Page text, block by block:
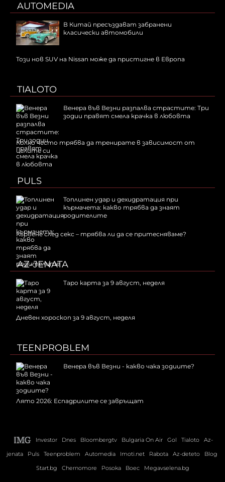
AUTOMEDIA
В Китай пресъздават забранени
класически автомобили
Този нов SUV на Nissan може да пристигне в Европа
TIALOTO
Венера във Везни разпалва страстите: Три
зодии правят смела крачка в любовта
Колко често трябва да тренирате в зависимост от
целите си
PULS
Топлинен удар и дехидратация при
кърмачета: какво трябва да знаят
родителите
Кървене след секс – трябва ли да се притесняваме?
AZ-JENATA
Таро карта за 9 август, неделя
Дневен хороскоп за 9 август, неделя
TEENPROBLEM
Венера във Везни - какво чака зодиите?
Лято 2026: Еспадрилите се завръщат
Investor Dnes Bloombergtv Bulgaria On Air Gol Tialoto
Az-
jenata
Puls Teenproblem Automedia Imoti.net Rabota Az-deteto
Blog
Start.bg
Chernomore Posoka Boec Megavselena.bg